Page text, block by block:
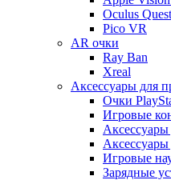
Oculus Quest
Pico VR
AR очки
Ray Ban
Xreal
Аксессуары для
Очки
Игровые
Аксессуары
Игровые
Зарядные